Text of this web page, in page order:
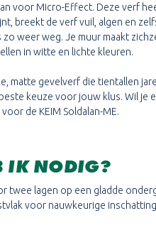
voor Micro-Effect. Deze verf
breekt de verf vuil, algen en
weer weg. Je muur maakt
in witte en lichte kleuren.
matte gevelverf die tientallen
beste keuze voor jouw klus. Wil
de KEIM Soldalan-ME.
IK NODIG?
twee lagen op een gladde
voor nauwkeurige